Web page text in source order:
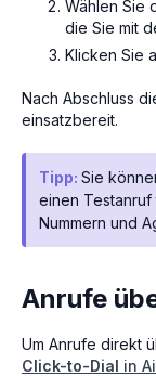
Wählen Sie
die Sie mit
Klicken Sie
Nach Abschluss
einsatzbereit.
Tipp: Sie
einen
Nummern und
Anrufe
Um Anrufe direkt
Click-to-Dial in